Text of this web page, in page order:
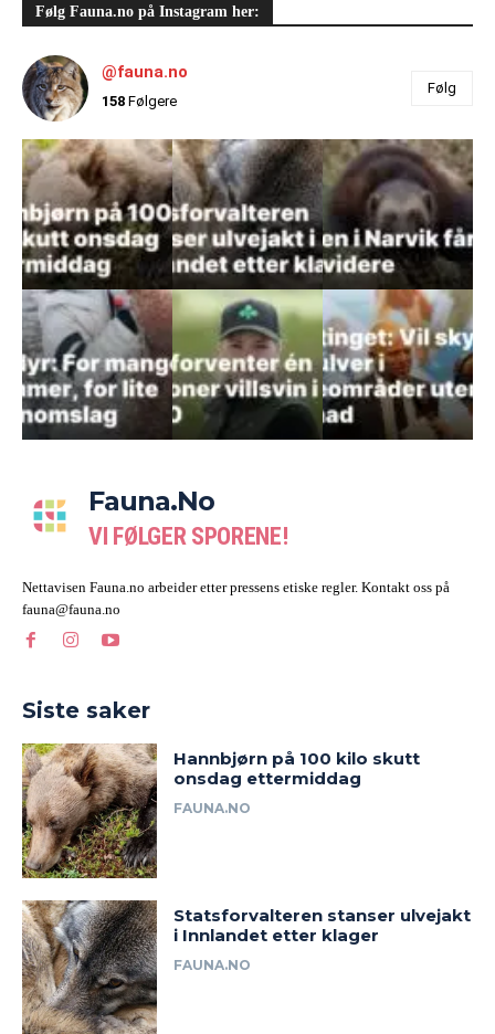
Følg Fauna.no på Instagram her:
@fauna.no
158 Følgere
Følg
Fauna.no
VI FØLGER SPORENE!
Nettavisen Fauna.no arbeider etter pressens etiske regler. Kontakt oss på
fauna@fauna.no
Siste saker
Hannbjørn på 100 kilo skutt
onsdag ettermiddag
FAUNA.NO
Statsforvalteren stanser ulvejakt
i Innlandet etter klager
FAUNA.NO